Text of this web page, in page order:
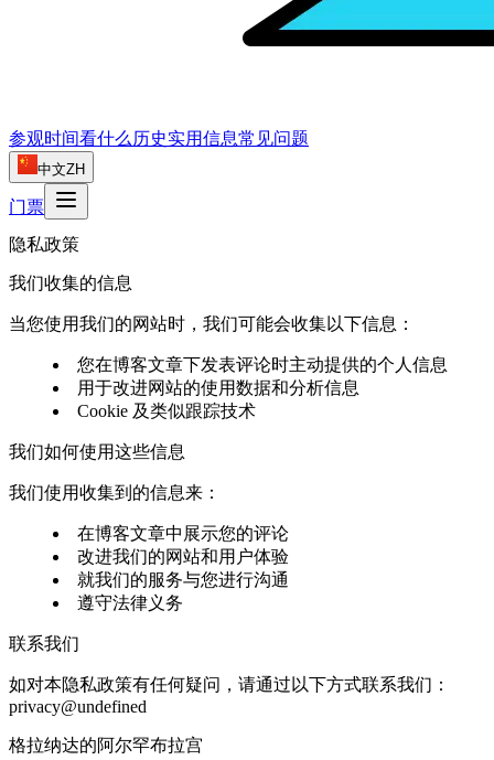
参观时间看什么 历史实用信息常见问题
中文ZH
门票
隐私政策
我们收集的信息
当您使用我们的网站时，我们可能会收集以下信息：
您在博客文章下发表评论时主动提供的个人信息
用于改进网站的使用数据和分析信息
Cookie 及类似跟踪技术
我们如何使用这些信息
我们使用收集到的信息来：
在博客文章中展示您的评论
改进我们的网站和用户体验
就我们的服务与您进行沟通
遵守法律义务
联系我们
如对本隐私政策有任何疑问，请通过以下方式联系我们：
privacy@undefined
格拉纳达的阿尔罕布拉宫